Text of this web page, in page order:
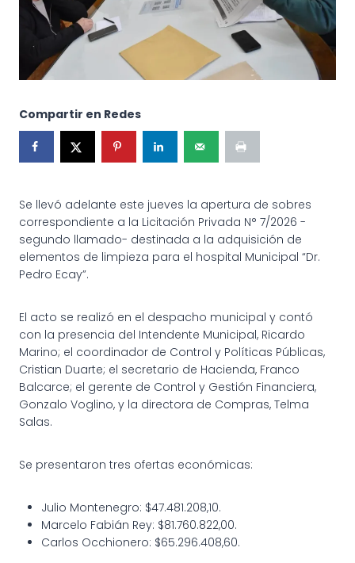
Compartir en Redes
Se llevó adelante este jueves la apertura de sobres
correspondiente a la Licitación Privada N° 7/2026 -
segundo llamado- destinada a la adquisición de
elementos de limpieza para el hospital Municipal “Dr.
Pedro Ecay”.
El acto se realizó en el despacho municipal y contó
con la presencia del Intendente Municipal, Ricardo
Marino; el coordinador de Control y Políticas Públicas,
Cristian Duarte; el secretario de Hacienda, Franco
Balcarce; el gerente de Control y Gestión Financiera,
Gonzalo Voglino, y la directora de Compras, Telma
Salas.
Se presentaron tres ofertas económicas:
Julio Montenegro: $47.481.208,10.
Marcelo Fabián Rey: $81.760.822,00.
Carlos Occhionero: $65.296.408,60.